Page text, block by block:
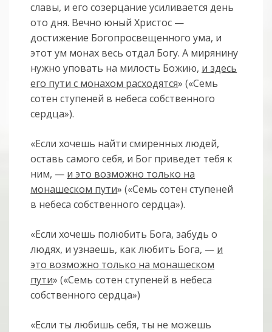
славы, и его созерцание усиливается день
ото дня. Вечно юный Христос —
достижение Богопросвещенного ума, и
этот ум монах весь отдал Богу. А мирянину
нужно уповать на милость Божию, и здесь
его пути с монахом расходятся» («Семь
сотен ступеней в небеса собственного
сердца»).
«Если хочешь найти смиренных людей,
оставь самого себя, и Бог приведет тебя к
ним, — и это возможно только на
монашеском пути» («Семь сотен ступеней
в небеса собственного сердца»).
«Если хочешь полюбить Бога, забудь о
людях, и узнаешь, как любить Бога, — и
это возможно только на монашеском
пути» («Семь сотен ступеней в небеса
собственного сердца»)
«Если ты любишь себя, ты не можешь